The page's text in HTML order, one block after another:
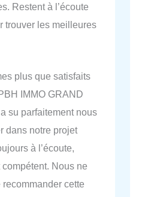
Restent à l’écoute
trouver les meilleures
plus que satisfaits
IMMO GRAND
su parfaitement nous
dans notre projet
à l’écoute,
Nous ne
cette